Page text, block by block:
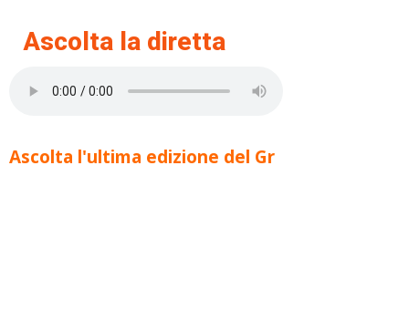
Ascolta la diretta
Ascolta l'ultima edizione del Gr